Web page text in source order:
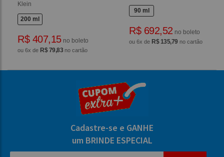
Klein
200 ml
R$ 407,15no boleto
ou 6x de R$ 79,83 no cartão
90 ml
R$ 692,52 no boleto
ou 6x de R$ 135,79 no cartão
Cadastre-se e GANHE
um BRINDE ESPECIAL